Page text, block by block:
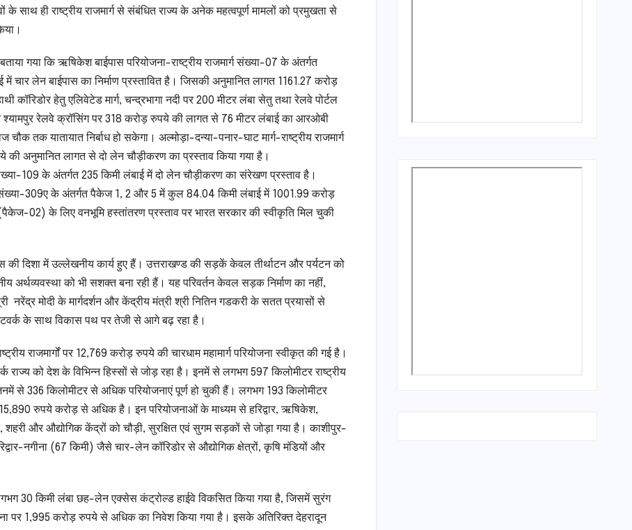
के साथ ही राष्ट्रीय राजमार्ग से संबंधित राज्य के अनेक महत्वपूर्ण मामलों को प्रमुखता से
गया कि ऋषिकेश बाईपास परियोजना-राष्ट्रीय राजमार्ग संख्या-07 के अंतर्गत
में चार लेन बाईपास का निर्माण प्रस्तावित है। जिसकी अनुमानित लागत 1161.27 करोड़
कॉरिडोर हेतु एलिवेटेड मार्ग, चन्द्रभागा नदी पर 200 मीटर लंबा सेतु तथा रेलवे पोर्टल
रेलवे क्रॉसिंग पर 318 करोड़ रुपये की लागत से 76 मीटर लंबाई का आरओबी
तक यातायात निर्बाध हो सकेगा। अल्मोड़ा-दन्या-पनार-घाट मार्ग-राष्ट्रीय राजमार्ग
अनुमानित लागत से दो लेन चौड़ीकरण का प्रस्ताव किया गया है।
109 के अंतर्गत 235 किमी लंबाई में दो लेन चौड़ीकरण का संरेखण प्रस्ताव है।
संख्या-309ए के अंतर्गत पैकेज 1, 2 और 5 में कुल 84.04 किमी लंबाई में 1001.99 करोड़
02) के लिए वनभूमि हस्तांतरण प्रस्ताव पर भारत सरकार की स्वीकृति मिल चुकी
दिशा में उल्लेखनीय कार्य हुए हैं। उत्तराखण्ड की सड़कें केवल तीर्थाटन और पर्यटन को
अर्थव्यवस्था को भी सशक्त बना रही हैं। यह परिवर्तन केवल सड़क निर्माण का नहीं,
नरेंद्र मोदी के मार्गदर्शन और केंद्रीय मंत्री श्री नितिन गडकरी के सतत प्रयासों से
के साथ विकास पथ पर तेजी से आगे बढ़ रहा है।
राजमार्गों पर 12,769 करोड़ रुपये की चारधाम महामार्ग परियोजना स्वीकृत की गई है।
राज्य को देश के विभिन्न हिस्सों से जोड़ रहा है। इनमें से लगभग 597 किलोमीटर राष्ट्रीय
से 336 किलोमीटर से अधिक परियोजनाएं पूर्ण हो चुकी हैं। लगभग 193 किलोमीटर
15,890 रुपये करोड़ से अधिक है। इन परियोजनाओं के माध्यम से हरिद्वार, ऋषिकेश,
शहरी और औद्योगिक केंद्रों को चौड़ी, सुरक्षित एवं सुगम सड़कों से जोड़ा गया है। काशीपुर-
नगीना (67 किमी) जैसे चार-लेन कॉरिडोर से औद्योगिक क्षेत्रों, कृषि मंडियों और
30 किमी लंबा छह-लेन एक्सेस कंट्रोल्ड हाईवे विकसित किया गया है, जिसमें सुरंग
पर 1,995 करोड़ रुपये से अधिक का निवेश किया गया है। इसके अतिरिक्त देहरादून